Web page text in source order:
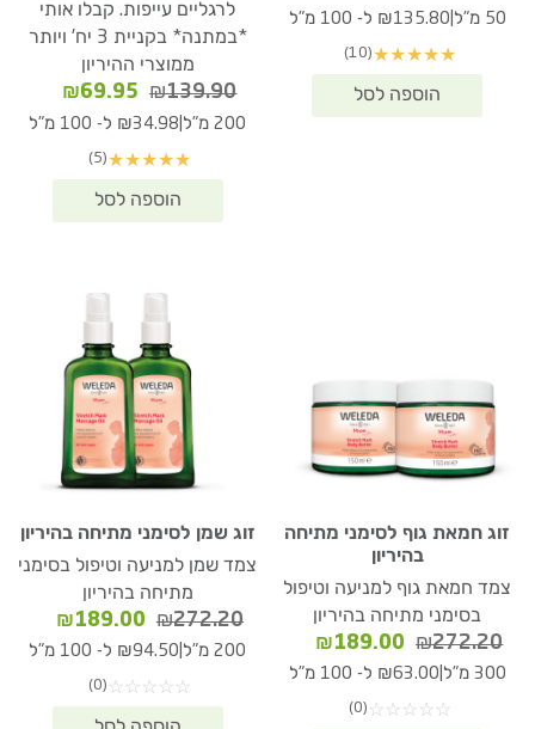
המקורי
₪89.90.
הנוכחי
50 מ"ל ₪135.80 ל- 100 מ"ל
★
★
★
★
★
(10)
לרגליים עייפות. קבלו אותי
*במתנה* בקניית 3 יח' ויותר
ממוצרי ההיריון
₪139.90
המחיר
המקורי
₪139.90.
₪69.95
המחיר
הנוכחי
200 מ"ל ₪34.98 ל- 100 מ"ל
★
★
★
★
★
(5)
זוג חמאת גוף לסימני מתיחה
בהיריון
צמד חמאת גוף למניעה וטיפול
בסימני מתיחה בהיריון
₪272.20
המחיר
המקורי
₪272.20.
₪189.00
המחיר
הנוכחי
300 מ"ל ₪63.00 ל- 100 מ"ל
☆
☆
☆
☆
☆
(0)
זוג שמן לסימני מתיחה בהיריון
צמד שמן למניעה וטיפול בסימני
מתיחה בהיריון
₪272.20
המחיר
המקורי
₪272.20.
₪189.00
הנוכחי
200 מ"ל ₪94.50 ל- 100 מ"ל
☆
☆
☆
☆
☆
(0)